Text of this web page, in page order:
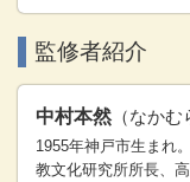
監修者紹介
中村本然 （なかむ
1955年神戸市生まれ
教文化研究所所長、